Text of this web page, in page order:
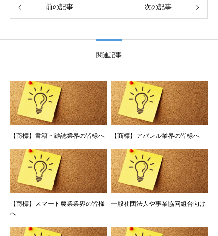
前の記事 次の記事
関連記事
【商標】書籍・雑誌業界の皆様へ 【商標】アパレル業界の皆様へ
【商標】スマート農業業界の皆様
へ
一般社団法人や事業協同組合向け